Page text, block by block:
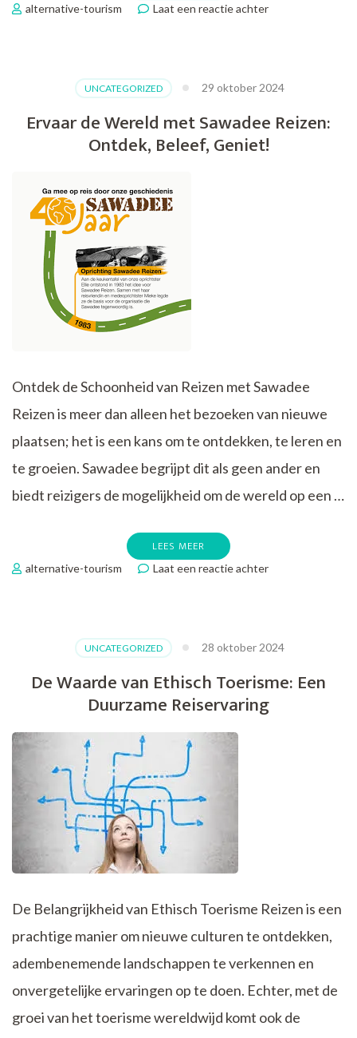
alternative-tourism Laat een reactie achterop
Ontdek
Wereld
op
UNCATEGORIZED 29 oktober 2024
Ervaar de Wereld met Sawadee Reizen:
Ontdek, Beleef, Geniet!
Ontdek de Schoonheid van Reizen met Sawadee
Reizen is meer dan alleen het bezoeken van nieuwe
plaatsen; het is een kans om te ontdekken, te leren en
te groeien. Sawadee begrijpt dit als geen ander en
biedt reizigers de mogelijkheid om de wereld op een …
LEES MEER
alternative-tourism Laat een reactie achterop
Sawadee
Ontdek,
Beleef,
UNCATEGORIZED 28 oktober 2024
De Waarde van Ethisch Toerisme: Een
Duurzame Reiservaring
De Belangrijkheid van Ethisch Toerisme Reizen is een
prachtige manier om nieuwe culturen te ontdekken,
adembenemende landschappen te verkennen en
onvergetelijke ervaringen op te doen. Echter, met de
groei van het toerisme wereldwijd komt ook de